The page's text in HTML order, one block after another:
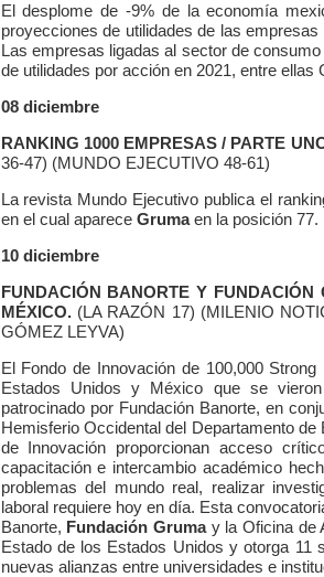
El desplome de -9% de la economía
proyecciones de utilidades de las
Las empresas ligadas al sector de
de utilidades por acción en 2021, entre ellas
08 diciembre
RANKING 1000 EMPRESAS / PARTE
36-47) (MUNDO EJECUTIVO 48-61)
La revista Mundo Ejecutivo publica el
en el cual aparece Grumaen la posición 77.
10 diciembre
FUNDACIÓN BANORTE Y
MÉXICO. (LA RAZÓN 17) (MILENIO
GÓMEZ LEYVA)
El Fondo de Innovación de 100,000
Estados Unidos y México que se
patrocinado por Fundación Banorte, en
Hemisferio Occidental del Departamento
de Innovación proporcionan acceso
capacitación e intercambio académico
problemas del mundo real, realizar
laboral requiere hoy en día. Esta
Banorte, Fundación Grumay la Oficina de
Estado de los Estados Unidos y otorga 11
nuevas alianzas entre universidades e